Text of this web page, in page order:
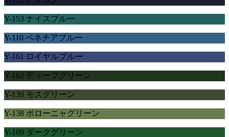
Y-153 ナイスブルー
Y-110 ベネチアブルー
Y-161 ロイヤルブルー
Y-162 ディープグリーン
Y-139 モスグリーン
Y-138 ボローニャグリーン
Y-109 ダークグリーン